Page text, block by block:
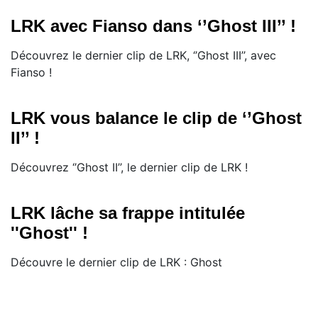
LRK avec Fianso dans ‘’Ghost III’’ !
​Découvrez le dernier clip de LRK, ‘’Ghost III’’, avec
Fianso !
LRK vous balance le clip de ‘’Ghost
II’’ !
​Découvrez ‘’Ghost II’’, le dernier clip de LRK !
LRK lâche sa frappe intitulée
''Ghost'' !
Découvre le dernier clip de LRK : Ghost